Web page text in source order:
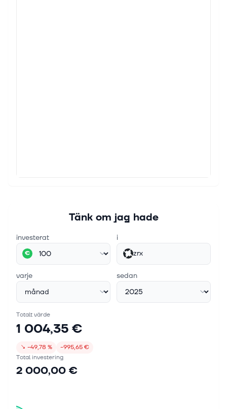
Tänk om jag hade
investerat
€
i
zrx
varje sedan
Totalt värde
1 004,35 €
↘ −49,78 %
−995,65 €
Total investering
2 000,00 €